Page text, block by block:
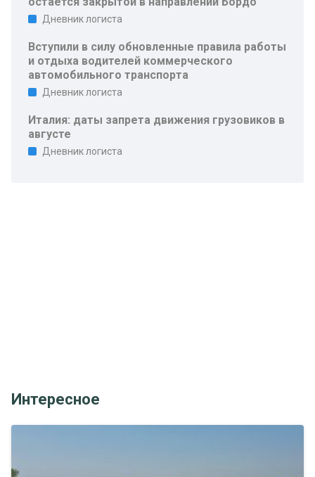
Дневник логиста
Вступили в силу обновленные правила работы
и отдыха водителей коммерческого
автомобильного транспорта
Дневник логиста
Италия: даты запрета движения грузовиков в
августе
Дневник логиста
Интересное